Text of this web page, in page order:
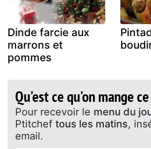
Dinde farcie aux
marrons et
pommes
Qu'est ce qu'on mange
Pour recevoir le menu du
Ptitchef tous les matins,
email.